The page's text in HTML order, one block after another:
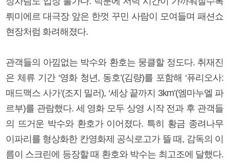
뤼미에르 대극장 앞은 한껏 꾸민 사람이 모여들며 패션쇼
현장처럼 화려해졌다.
관객들의 아낌없는 박수와 환호는 뭉클할 정도다. 취재진
은 체류 기간 ‘영화 청년, 동호’(김량)를 포함해 ‘퓨리오사:
매드맥스 사가’(조지 밀러), ‘세상 끝까지 3km’(엠마누엘 파
르부)를 관람했다. 세 영화 모두 상영 시작 전과 후 관객들
의 뜨거운 박수와 환호가 이어졌다. 특히 황금 종려나무
이파리를 형상화한 칸영화제 공식로고가 뜰 때, 감독의 이
름이 스크린에 등장할 때 환호와 박수는 최고조에 달했다.